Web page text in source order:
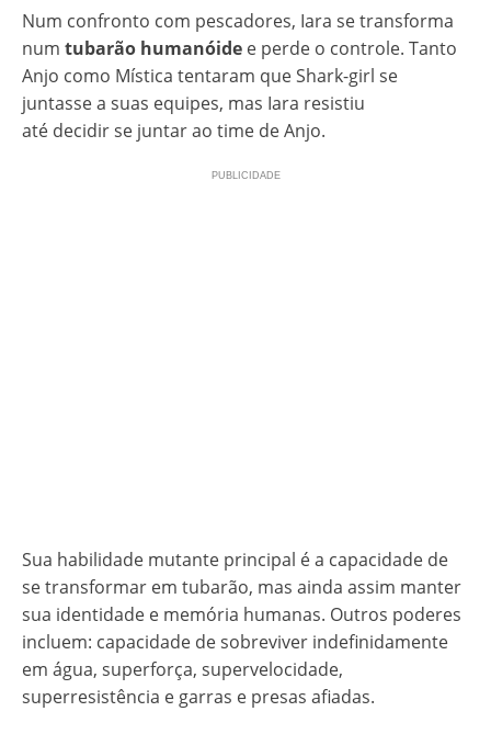
Num confronto com pescadores, Iara se transforma
num tubarão humanóide e perde o controle. Tanto
Anjo como Mística tentaram que Shark-girl se
juntasse a suas equipes, mas Iara resistiu
até decidir se juntar ao time de Anjo.
Sua habilidade mutante principal é a capacidade de
se transformar em tubarão, mas ainda assim manter
sua identidade e memória humanas. Outros poderes
incluem: capacidade de sobreviver indefinidamente
em água, superforça, supervelocidade,
superresistência e garras e presas afiadas.